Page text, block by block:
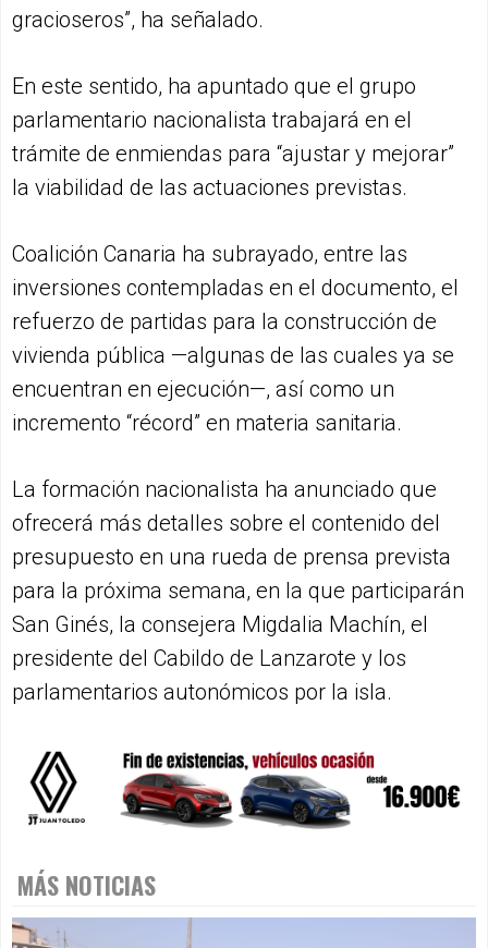
gracioseros”, ha señalado.
En este sentido, ha apuntado que el grupo
parlamentario nacionalista trabajará en el
trámite de enmiendas para “ajustar y mejorar”
la viabilidad de las actuaciones previstas.
Coalición Canaria ha subrayado, entre las
inversiones contempladas en el documento, el
refuerzo de partidas para la construcción de
vivienda pública —algunas de las cuales ya se
encuentran en ejecución—, así como un
incremento “récord” en materia sanitaria.
La formación nacionalista ha anunciado que
ofrecerá más detalles sobre el contenido del
presupuesto en una rueda de prensa prevista
para la próxima semana, en la que participarán
San Ginés, la consejera Migdalia Machín, el
presidente del Cabildo de Lanzarote y los
parlamentarios autonómicos por la isla.
MÁS NOTICIAS